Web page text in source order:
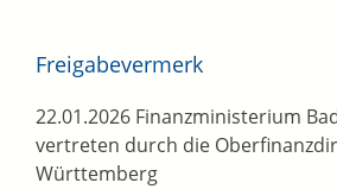
Freigabevermerk
22.01.2026 Finanzministerium
vertreten durch die
Württemberg